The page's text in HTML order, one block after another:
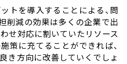
トを導入することによる、問
削減の効果は多くの企業で出
せ対応に割いていたリソース
策に充てることができれば、
き方向に改善していくでしょ